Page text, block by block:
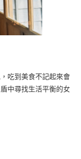
吃到美食不記起來會
中尋找生活平衡的女